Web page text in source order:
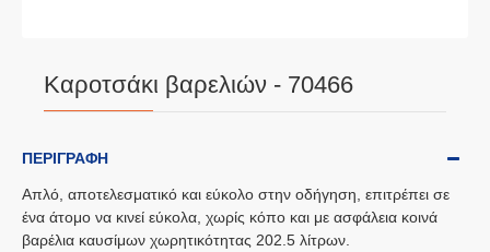
Καροτσάκι βαρελιών - 70466
ΠΕΡΙΓΡΑΦΉ
Απλό, αποτελεσματικό και εύκολο στην οδήγηση, επιτρέπει σε
ένα άτομο να κινεί εύκολα, χωρίς κόπο και με ασφάλεια κοινά
βαρέλια καυσίμων χωρητικότητας 202.5 λίτρων.